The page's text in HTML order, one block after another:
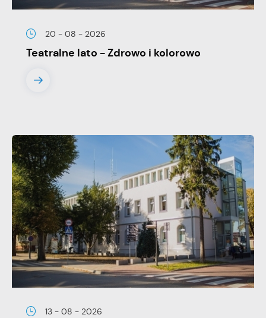
20 - 08 - 2026
Teatralne lato - Zdrowo i kolorowo
13 - 08 - 2026